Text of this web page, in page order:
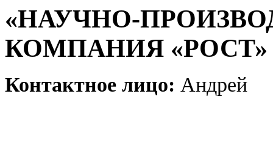
«НАУЧНО-
КОМПАНИЯ «РОСТ»
Контактное лицо: Андрей